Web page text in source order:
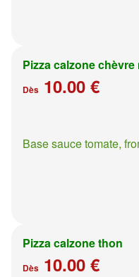
Pizza calzone chèvre
Dès 10.00 €
Base sauce tomate,
Pizza calzone thon
Dès 10.00 €